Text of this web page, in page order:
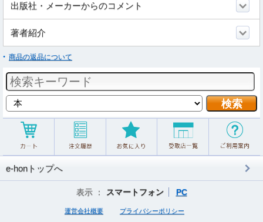
出版社・メーカーからのコメント
著者紹介
商品の返品について
e-honトップへ
表示 ： スマートフォン PC
運営会社概要 プライバシーポリシー